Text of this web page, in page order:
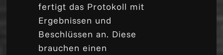
fertigt das Protokoll mit
Ergebnissen und
Beschlüssen an. Diese
brauchen einen